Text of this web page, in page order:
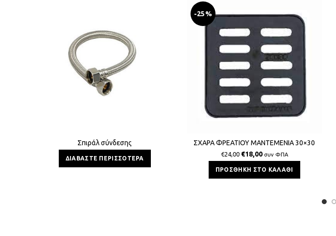
Σπιράλ σύνδεσης
ΔΙΑΒΆΣΤΕ ΠΕΡΙΣΣΌΤΕΡΑ
-25%
ΣΧΑΡΑ ΦΡΕΑΤΙΟΥ ΜΑΝΤΕΜΕΝΙΑ 30×30
€24,00 €18,00 συν ΦΠΑ
ΠΡΟΣΘΉΚΗ ΣΤΟ ΚΑΛΆΘΙ